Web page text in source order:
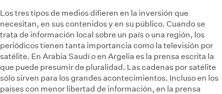
Los tres tipos de medios difieren en la inversión que
necesitan, en sus contenidos y en su público. Cuando se
trata de información local sobre un país o una región, los
periódicos tienen tanta importancia como la televisión por
satélite. En Arabia Saudí o en Argelia es la prensa escrita la
que puede presumir de pluralidad. Las cadenas por satélite
sólo sirven para los grandes acontecimientos. Incluso en los
países con menor libertad de información, en la prensa